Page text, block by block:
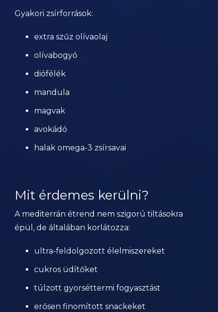
Gyakori zsírforrások:
extra szűz olívaolaj
olívabogyó
diófélék
mandula
magvak
avokádó
halak omega-3 zsírsavai
Mit érdemes kerülni?
A mediterrán étrend nem szigorú tiltásokra
épül, de általában korlátozza:
ultra-feldolgozott élelmiszereket
cukros üdítőket
túlzott gyorséttermi fogyasztást
erősen finomított snackeket